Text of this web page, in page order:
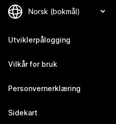
Utviklerpålogging
Vilkår for bruk
Personvernerklæring
Sidekart